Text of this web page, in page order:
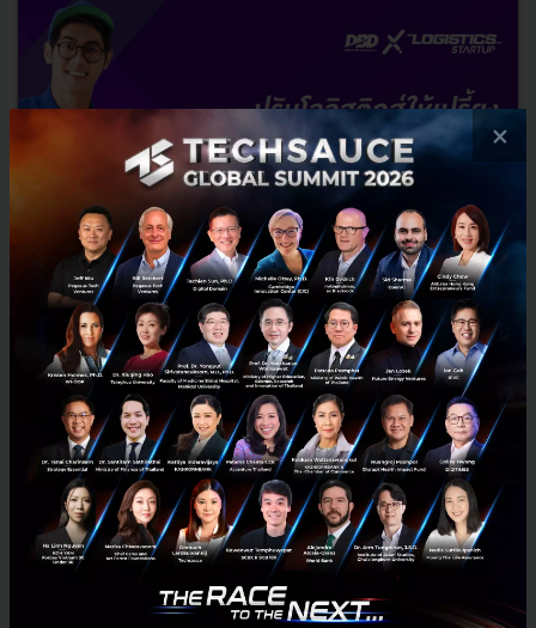
DBD SERVICE X LOGISTICS STARTUP รับสมัคร SME
จับมือ Startup ก้าวสู่โลกการค้าออนไลน์
กรมพัฒนาธุรกิจการค้า กระทรวงพาณิชย์ เชิญชวน SME ทั้งบุคคลธรรมดา
และนิติบุคคล ที่ขายสินค้าบนระบบออนไลน์สมัครร่วม DBD SERVICE X
LOGISTICS STARTUP พัฒนาศักยภาพธุรกิจ SME ด้วยเทคโนโลยี...
พฤษภาคม 18, 2020| By
Techsauce Team
PR News DBD Startup Logistics fulfillment
×